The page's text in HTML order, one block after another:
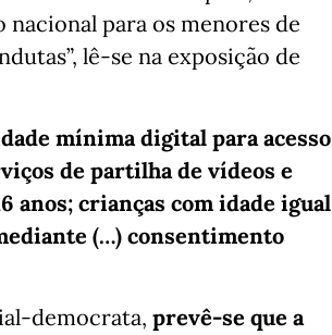
para os menores de
lê-se na exposição de
mínima digital para acesso
de partilha de vídeos e
anos; crianças com idade igual
(…) consentimento
democrata, prevê-se que a